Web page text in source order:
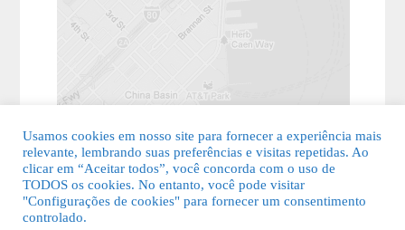
© 2026 Guia Fácil Lagos | Guia Comercial Grátis. Todos os direitos
Usamos cookies em nosso site para fornecer a experiência mais
relevante, lembrando suas preferências e visitas repetidas. Ao
clicar em “Aceitar todos”, você concorda com o uso de
TODOS os cookies. No entanto, você pode visitar
"Configurações de cookies" para fornecer um consentimento
controlado.